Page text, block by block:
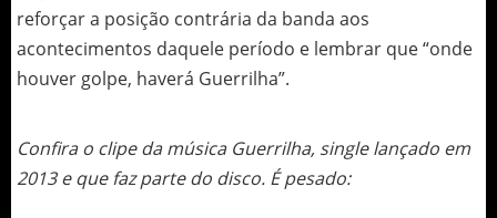
reforçar a posição contrária da banda aos
acontecimentos daquele período e lembrar que “onde
houver golpe, haverá Guerrilha”.
Confira o clipe da música Guerrilha, single lançado em
2013 e que faz parte do disco. É pesado: